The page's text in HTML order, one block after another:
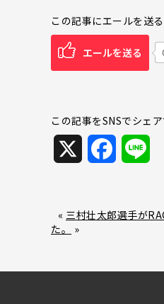
この記事にエールを送る
エールを送る
この記事をSNSでシェ
« 三村壮太郎選手が
た。
»